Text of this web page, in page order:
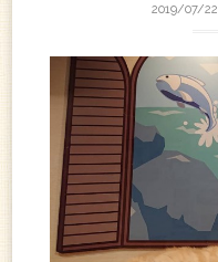
2019/07/22